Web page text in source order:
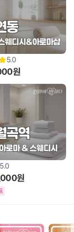
5.0
원
5.0
원